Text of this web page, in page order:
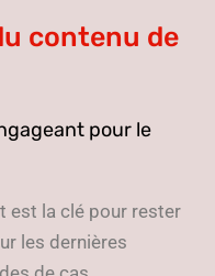
contenu de
pour le
est la clé pour rester
les dernières